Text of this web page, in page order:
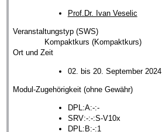
Prof.Dr. Ivan Veselic
Veranstaltungstyp (SWS)
Kompaktkurs (Kompaktkurs)
Ort und Zeit
02. bis 20. September 2024
Modul-Zugehörigkeit (ohne Gewähr)
DPL:A:-:-
SRV:-:-:S-V10x
DPL:B:-:1